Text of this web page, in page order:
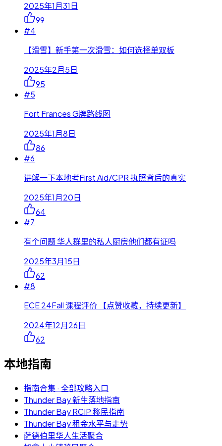
2025年1月31日
99
#4
【滑雪】新手第一次滑雪：如何选择单双板
2025年2月5日
95
#5
Fort Frances G牌路线图
2025年1月8日
86
#6
讲解一下本地考First Aid/CPR 执照背后的真实
2025年1月20日
64
#7
有个问题 华人群里的私人厨房他们都有证吗
2025年3月15日
62
#8
ECE 24Fall 课程评价 【点赞收藏，持续更新】
2024年12月26日
62
本地指南
指南合集 · 全部攻略入口
Thunder Bay 新生落地指南
Thunder Bay RCIP 移民指南
Thunder Bay 租金水平与走势
萨德伯里华人生活聚合